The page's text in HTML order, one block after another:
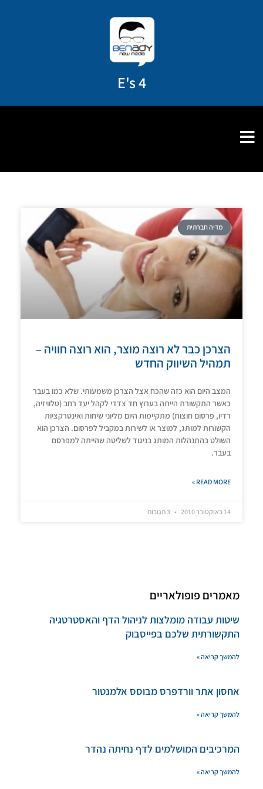
4 E's
מדיה חברתית
הצרכן כבר לא רוצה מוצר, הוא רוצה חוויה –
תמהיל השיווק החדש
המצב היום הוא כזה שהכח אצל הצרכן משמעותי. שלא כמו בעבר
כאשר התקשורת הייתה בערוץ חד צדדי לקהל יעד רחב (טלוויזיה,
רדיו, פרסום חוצות) מתקיימות היום מליוני שיחות ואינטרקציות
הקשורות למותג, למוצר או לשירות במקביל לפרסום. הצרכן הוא
השולט בהתנהלות המותג בניגוד לשליטה שהייתה למפרסם
בעבר.
READ MORE »
14 באוקטובר 2010
מאמרים פופולאריים
שיטות עבודה מומלצות לניהול הדף והאסטרטגיה
התקשורתית שלכם בפייסבוק
להמשך קריאה »
אחסון אתר וורדפרס מבוסס אלמנטור
להמשך קריאה »
המרכיבים המושלמים לדף נחיתה נהדר
להמשך קריאה »